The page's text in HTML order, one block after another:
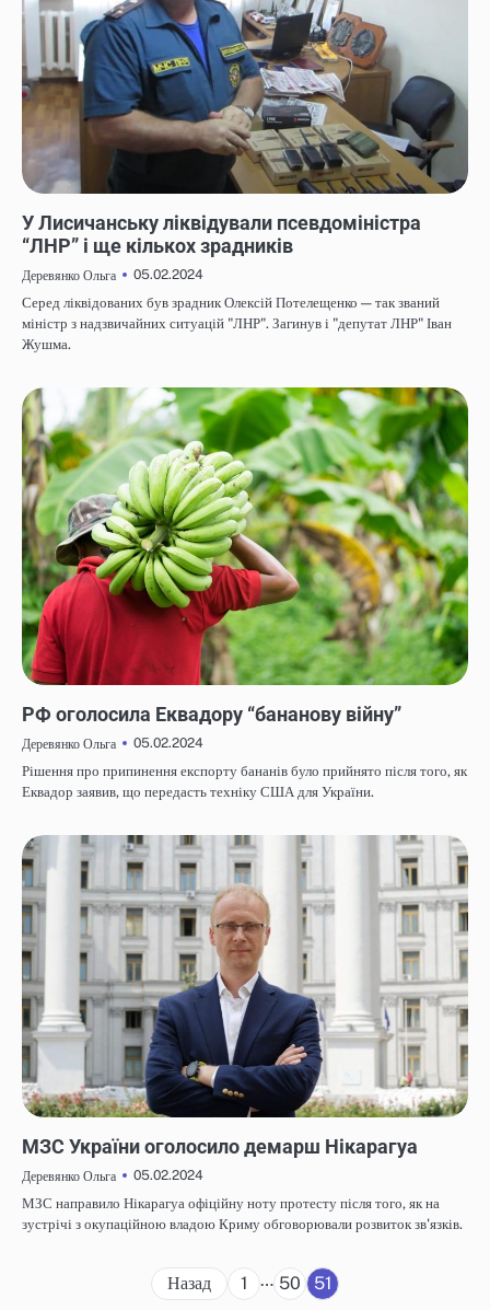
У Лисичанську ліквідували псевдоміністра
“ЛНР” і ще кількох зрадників
Деревянко Ольга
05.02.2024
Серед ліквідованих був зрадник Олексій Потелещенко — так званий
міністр з надзвичайних ситуацій "ЛНР". Загинув і "депутат ЛНР" Іван
Жушма.
РФ оголосила Еквадору “бананову війну”
Деревянко Ольга
05.02.2024
Рішення про припинення експорту бананів було прийнято після того, як
Еквадор заявив, що передасть техніку США для України.
МЗС України оголосило демарш Нікарагуа
Деревянко Ольга
05.02.2024
МЗС направило Нікарагуа офіційну ноту протесту після того, як на
зустрічі з окупаційною владою Криму обговорювали розвиток зв'язків.
Навігація
Назад 1 … 50 51